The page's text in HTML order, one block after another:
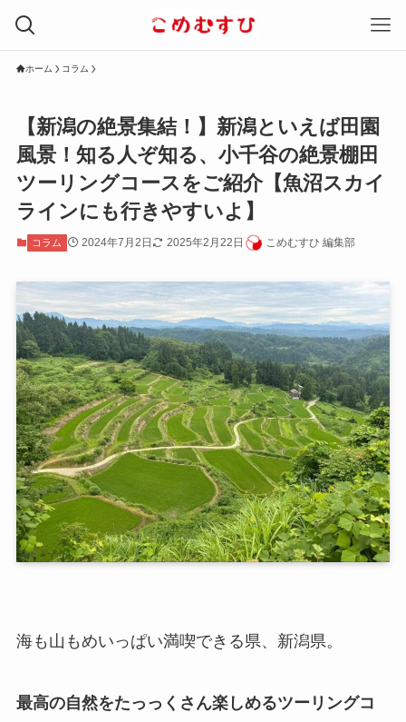
ホーム コラム
【新潟の絶景集結！】新潟といえば田園
風景！知る人ぞ知る、小千谷の絶景棚田
ツーリングコースをご紹介【魚沼スカイ
ラインにも行きやすいよ】
コラム 2024年7月2日 2025年2月22日 こめむすひ 編集部
海も山もめいっぱい満喫できる県、新潟県。
最高の自然をたっっくさん楽しめるツーリングコ